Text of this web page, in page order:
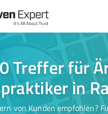
Treffer für
in
von Kunden empfohlen?